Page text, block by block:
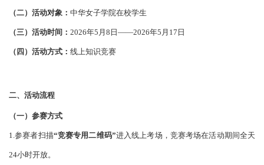
（二） 活动对象 ： 中华女子学院在校学生
（三） 活动时间 ： 2026年5月8日——2026年5月17日
（四） 活动方式 ： 线上知识竞赛
二、活动流程
（一） 参赛方式
1.参赛者扫描“竞赛专用二维码”进入线上考场，竞赛考场在活动期间全天
24小时开放。